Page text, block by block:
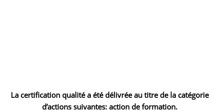
La certification qualité a été délivrée au titre de la catégorie
d’actions suivantes: action de formation.